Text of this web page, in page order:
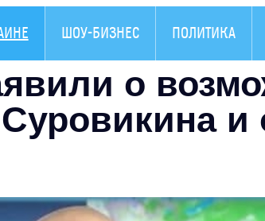
ШОУ-БИЗНЕС ПОЛИТИКА
о
и